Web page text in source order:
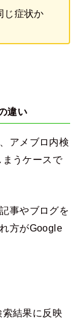
症状か
違い
アメブロ内検
うケースで
事やブログを
方がGoogle
結果に反映